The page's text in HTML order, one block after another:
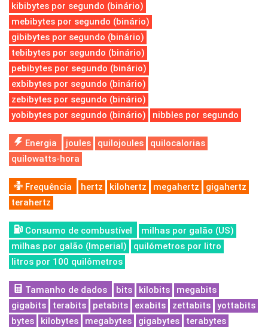
kibibytes por segundo (binário)
mebibytes por segundo (binário)
gibibytes por segundo (binário)
tebibytes por segundo (binário)
pebibytes por segundo (binário)
exbibytes por segundo (binário)
zebibytes por segundo (binário)
yobibytes por segundo (binário)
nibbles por segundo
Energia joules quilojoules
quilocalorias
quilowatts-hora
Frequência hertz kilohertz megahertz
gigahertz
terahertz
Consumo de combustível
milhas por galão (US)
milhas por galão (Imperial)
quilómetros por litro
litros por 100 quilômetros
Tamanho de dados bits kilobits
megabits
gigabits
terabits petabits exabits zettabits
yottabits
bytes
kilobytes megabytes gigabytes
terabytes